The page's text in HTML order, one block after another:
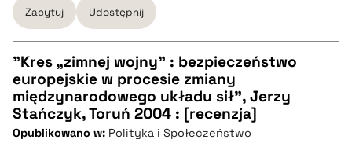
pobierz cytat
Zacytuj Udostępnij
CZYSTY TEKST
pobierz cytat
"Kres „zimnej wojny” : bezpieczeństwo
europejskie w procesie zmiany
międzynarodowego układu sił", Jerzy
Stańczyk, Toruń 2004 : [recenzja]
Opublikowano w: Polityka i Społeczeństwo